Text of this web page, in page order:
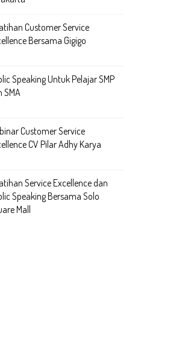
Customer Service
Bersama Gigigo
Speaking Untuk Pelajar SMP
SMA
Customer Service
CV Pilar Adhy Karya
Service Excellence dan
Speaking Bersama Solo
Mall